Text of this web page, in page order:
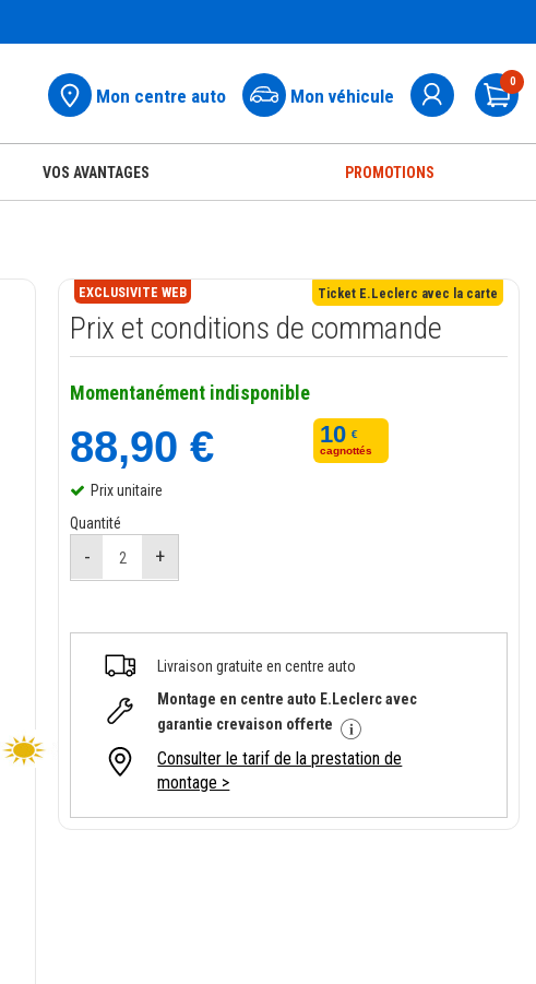
Mon centre auto Mon véhicule
0
VOS AVANTAGES PROMOTIONS
EXCLUSIVITE WEB Ticket E.Leclerc avec la carte
Prix et conditions de commande
Momentanément indisponible
10 €
cagnottés
88,90 €
Prix unitaire
Quantité
Livraison gratuite en centre auto
Montage en centre auto E.Leclerc avec
garantie crevaison offerte
Consulter le tarif de la prestation de
montage >